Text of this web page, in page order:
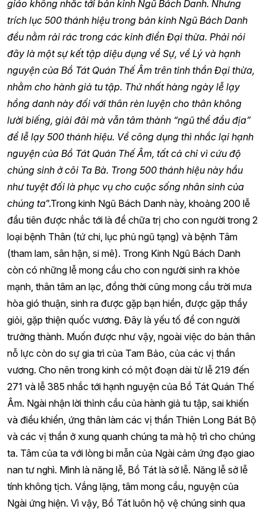
giáo không nhắc tới bản kinh Ngũ Bách Danh. Nhưng
trích lục 500 thánh hiệu trong bản kinh Ngũ Bách Danh
đều nằm rải rác trong các kinh điển Đại thừa. Phải nói
đây là một sự kết tập diệu dụng về Sự, về Lý và hạnh
nguyện của Bồ Tát Quán Thế Âm trên tinh thần Đại thừa,
nhằm cho hành giả tu tập. Thứ nhất hàng ngày lễ lạy
hồng danh này đối với thân rèn luyện cho thân không
lười biếng, giải đãi mà vẫn tâm thành “ngũ thể đầu địa”
để lễ lạy 500 thánh hiệu. Về công dụng thì nhắc lại hạnh
nguyện của Bồ Tát Quán Thế Âm, tất cả chỉ vì cứu độ
chúng sinh ở cõi Ta Bà. Trong 500 thánh hiệu này hầu
như tuyệt đối là phục vụ cho cuộc sống nhân sinh của
chúng ta”.Trong kinh Ngũ Bách Danh này, khoảng 200 lễ
đầu tiên được nhắc tới là để chữa trị cho con người trong 2
loại bệnh Thân (tứ chi, lục phủ ngũ tạng) và bệnh Tâm
(tham lam, sân hận, si mê). Trong Kinh Ngũ Bách Danh
còn có những lễ mong cầu cho con người sinh ra khỏe
mạnh, thân tâm an lạc, đồng thời cũng mong cầu trời mưa
hòa gió thuận, sinh ra được gặp bạn hiền, được gặp thầy
giỏi, gặp thiện quốc vương. Đây là yếu tố để con người
trưởng thành. Muốn được như vậy, ngoài việc do bản thân
nỗ lực còn do sự gia trì của Tam Bảo, của các vị thần
vương. Cho nên trong kinh có một đoạn dài từ lễ 219 đến
271 và lễ 385 nhắc tới hạnh nguyện của Bồ Tát Quán Thế
Âm. Ngài nhận lời thỉnh cầu của hành giả tu tập, sai khiến
và điều khiển, ứng thân làm các vị thần Thiên Long Bát Bộ
và các vị thần ở xung quanh chúng ta mà hộ trì cho chúng
ta. Tâm của ta với lòng bi mẫn của Ngài cảm ứng đạo giao
nan tư nghì. Mình là năng lễ, Bồ Tát là sở lễ. Năng lễ sở lễ
tính không tịch. Vắng lặng, tâm mong cầu, nguyện của
Ngài ứng hiện. Vì vậy, Bồ Tát luôn hộ vệ chúng sinh qua